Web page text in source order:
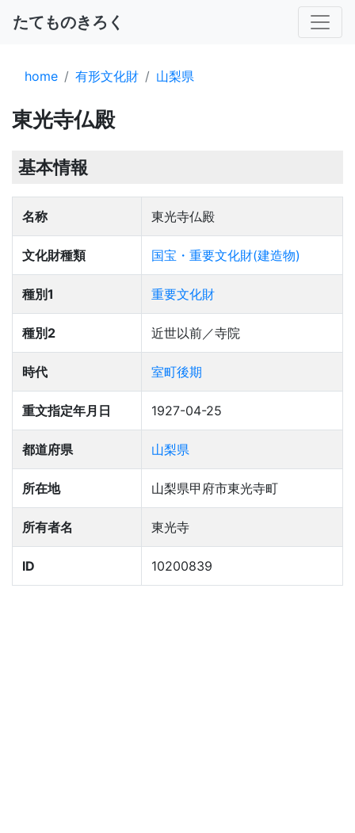
たてものきろく
home 有形文化財 山梨県
東光寺仏殿
基本情報
名称 東光寺仏殿
文化財種類 国宝・重要文化財(建造物)
種別1 重要文化財
種別2 近世以前／寺院
時代 室町後期
重文指定年月日 1927-04-25
都道府県 山梨県
所在地 山梨県甲府市東光寺町
所有者名 東光寺
ID 10200839